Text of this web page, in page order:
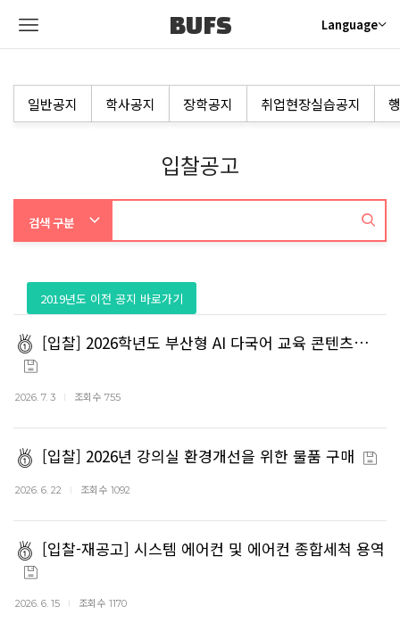
BUFS Language
일반공지 학사공지 장학공지 취업현장실습공지
입찰공고
2019년도 이전 공지 바로가기
[입찰] 2026학년도 부산형 AI 다국어 교육 콘텐츠…
2026. 7. 3 조회수 755
[입찰] 2026년 강의실 환경개선을 위한 물품 구매
2026. 6. 22 조회수 1092
[입찰-재공고] 시스템 에어컨 및 에어컨 종합세척 용역
2026. 6. 15 조회수 1170